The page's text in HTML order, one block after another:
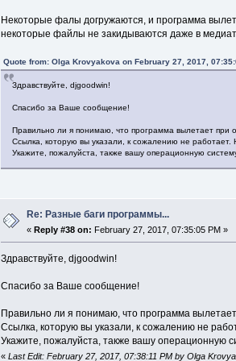
Некоторые фалы догружаются, и программа
некоторые файлы не закидываются даже в
Quote from: Olga Krovyakova on February 27, 2017,
Здравствуйте, djgoodwin!
Спасибо за Ваше сообщение!
Правильно ли я понимаю, что программа вылетает при
Ссылка, которую вы указали, к сожалению не
Укажите, пожалуйста, также вашу операционную
Re: Разные баги программы...
«Reply #38 on: February 27, 2017, 07:35:05 PM »
Здравствуйте, djgoodwin!
Спасибо за Ваше сообщение!
Правильно ли я понимаю, что программа
Ссылка, которую вы указали, к сожалению не
Укажите, пожалуйста, также вашу операционную
« Last Edit: February 27, 2017, 07:38:11 PM by Olga